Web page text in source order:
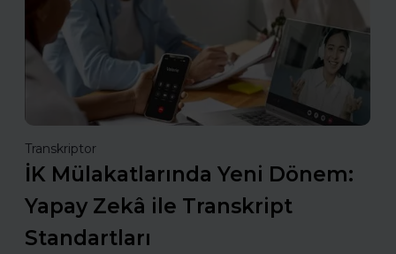
Transkriptor
İK Mülakatlarında Yeni Dönem:
Yapay Zekâ ile Transkript
Standartları